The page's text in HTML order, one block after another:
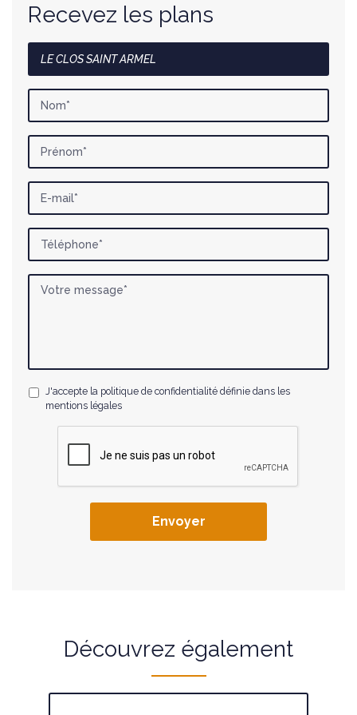
Recevez les plans
J'accepte la politique de confidentialité définie dans les
mentions légales
Découvrez également